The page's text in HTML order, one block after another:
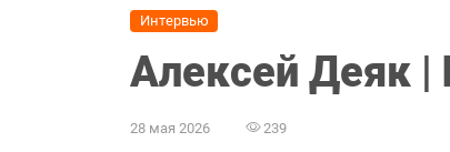
Интервью
Алексей Деяк |
28 мая 2026 239